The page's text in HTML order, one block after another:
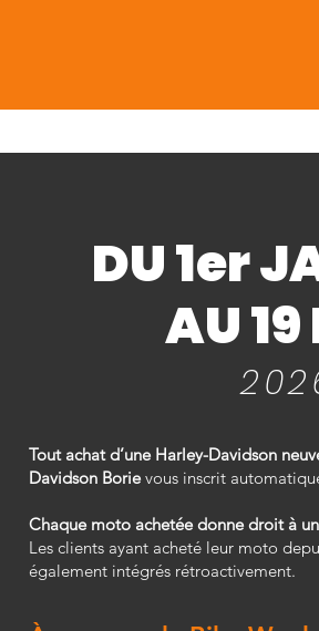
DU 1er
AU 19
Tout achat d’une Harley-Davidson
Davidson Borievous inscrit
Chaque moto achetée donne droit à
Les clients ayant acheté leur moto
également intégrés rétroactivement.